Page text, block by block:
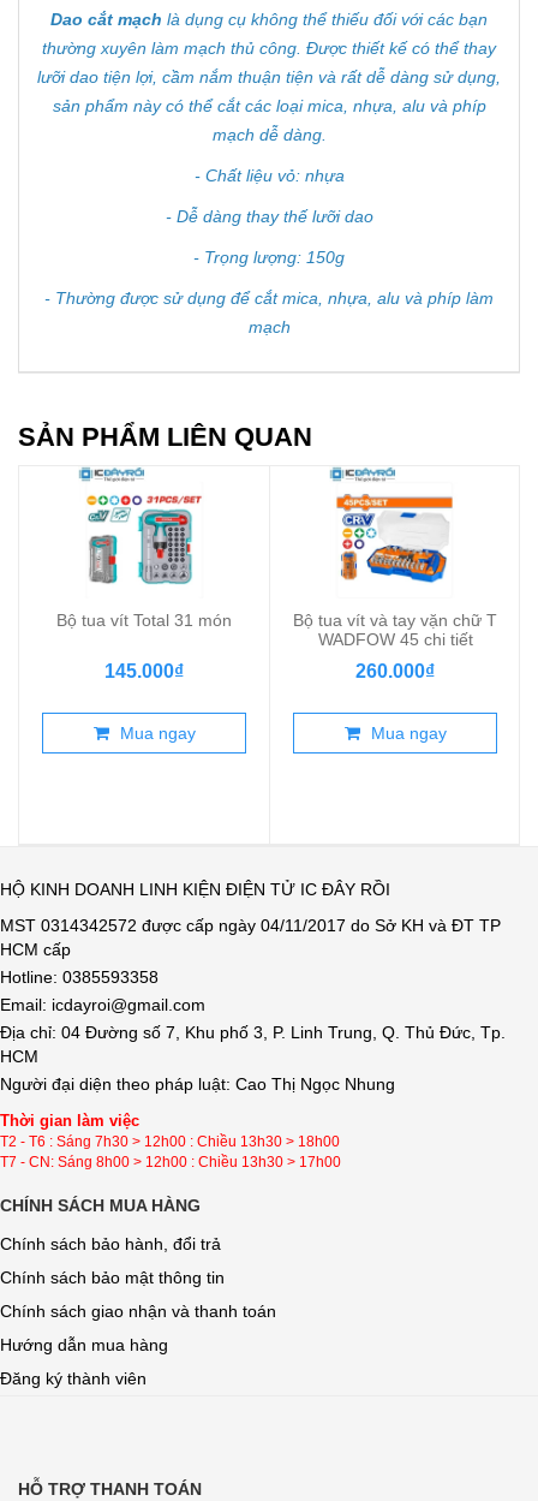
Dao cắt mạch là dụng cụ không thể thiếu đối với các bạn
thường xuyên làm mạch thủ công. Được thiết kế có thể thay
lưỡi dao tiện lợi, cầm nắm thuận tiện và rất dễ dàng sử dụng,
sản phẩm này có thể cắt các loại mica, nhựa, alu và phíp
mạch dễ dàng.
- Chất liệu vỏ: nhựa
- Dễ dàng thay thế lưỡi dao
- Trọng lượng: 150g
- Thường được sử dụng để cắt mica, nhựa, alu và phíp làm
mạch
SẢN PHẨM LIÊN QUAN
Bộ tua vít Total 31 món
145.000₫
Mua ngay
Bộ tua vít và tay vặn chữ T
WADFOW 45 chi tiết
260.000₫
Mua ngay
HỘ KINH DOANH LINH KIỆN ĐIỆN TỬ IC ĐÂY RỒI
MST 0314342572 được cấp ngày 04/11/2017 do Sở KH và ĐT TP
HCM cấp
Hotline: 0385593358
Email: icdayroi@gmail.com
Địa chỉ: 04 Đường số 7, Khu phố 3, P. Linh Trung, Q. Thủ Đức, Tp.
HCM
Người đại diện theo pháp luật: Cao Thị Ngọc Nhung
Thời gian làm việc
T2 - T6 : Sáng 7h30 > 12h00 : Chiều 13h30 > 18h00
T7 - CN: Sáng 8h00 > 12h00 : Chiều 13h30 > 17h00
CHÍNH SÁCH MUA HÀNG
Chính sách bảo hành, đổi trả
Chính sách bảo mật thông tin
Chính sách giao nhận và thanh toán
Hướng dẫn mua hàng
Đăng ký thành viên
HỖ TRỢ THANH TOÁN